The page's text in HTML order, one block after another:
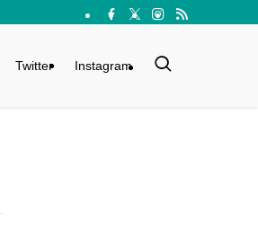
Twitter Instagram